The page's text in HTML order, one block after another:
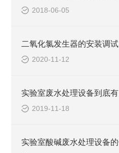
2018-06-05
二氧化氯发生器的安装调试
2020-11-12
2019-11-18